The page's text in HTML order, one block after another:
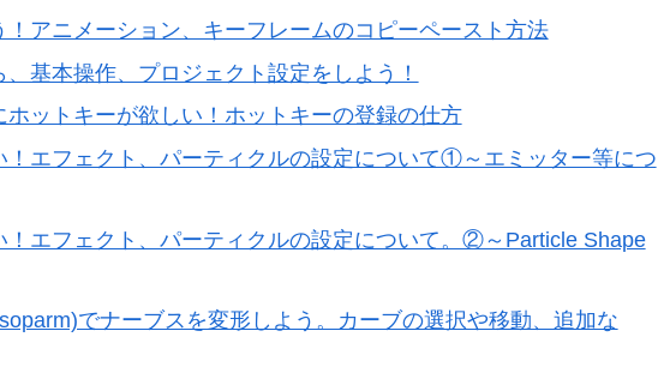
！アニメーション、キーフレームのコピーペースト方法
、基本操作、プロジェクト設定をしよう！
ホットキーが欲しい！ホットキーの登録の仕方
！エフェクト、パーティクルの設定について①～エミッター等につ
！エフェクト、パーティクルの設定について。②～Particle Shape
でナーブスを変形しよう。カーブの選択や移動、追加な